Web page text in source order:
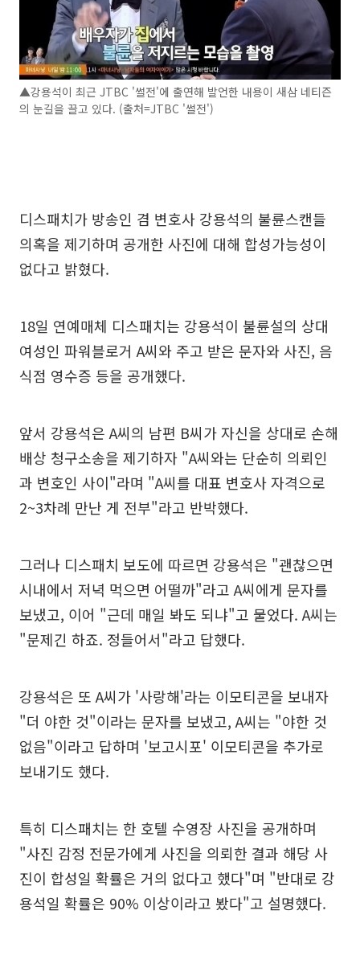
▲강용석이 최근 JTBC '썰전'에 출연해 발언한 내용이 새삼 네티즌
의 눈길을 끌고 있다. (출처=JTBC '썰전')
디스패치가 방송인 겸 변호사 강용석의 불륜스캔들
의혹을 제기하며 공개한 사진에 대해 합성가능성이
없다고 밝혔다.
18일 연예매체 디스패치는 강용석이 불륜설의 상대
여성인 파워블로거 A씨와 주고 받은 문자와 사진, 음
식점 영수증 등을 공개했다.
앞서 강용석은 A씨의 남편 B씨가 자신을 상대로 손해
배상 청구소송을 제기하자 "A씨와는 단순히 의뢰인
과 변호인 사이"라며 "A씨를 대표 변호사 자격으로
2~3차례 만난 게 전부"라고 반박했다.
그러나 디스패치 보도에 따르면 강용석은 "괜찮으면
시내에서 저녁 먹으면 어떨까"라고 A씨에게 문자를
보냈고, 이어 "근데 매일 봐도 되냐"고 물었다. A씨는
"문제긴 하죠. 정들어서"라고 답했다.
강용석은 또 A씨가 '사랑해'라는 이모티콘을 보내자
"더 야한 것"이라는 문자를 보냈고, A씨는 "야한 것
없음"이라고 답하며 '보고시포' 이모티콘을 추가로
보내기도 했다.
특히 디스패치는 한 호텔 수영장 사진을 공개하며
"사진 감정 전문가에게 사진을 의뢰한 결과 해당 사
진이 합성일 확률은 거의 없다고 했다"며 "반대로 강
용석일 확률은 90% 이상이라고 봤다"고 설명했다.